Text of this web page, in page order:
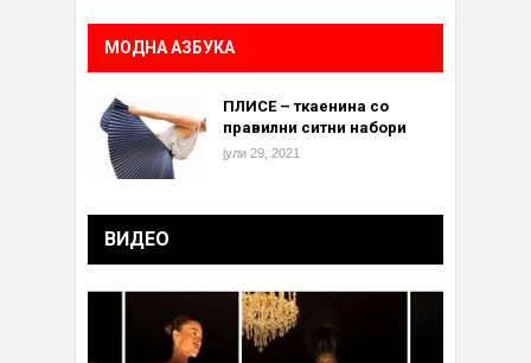
МОДНА АЗБУКА
ПЛИСЕ – ткаенина со
правилни ситни набори
јули 29, 2021
ВИДЕО